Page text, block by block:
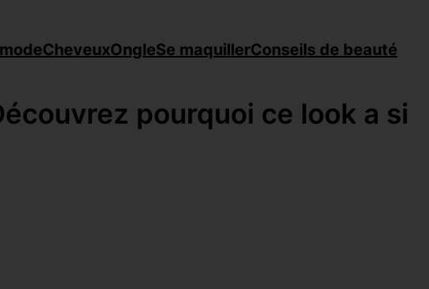
CheveuxOngleSe maquillerConseils de beauté
pourquoi ce look a si